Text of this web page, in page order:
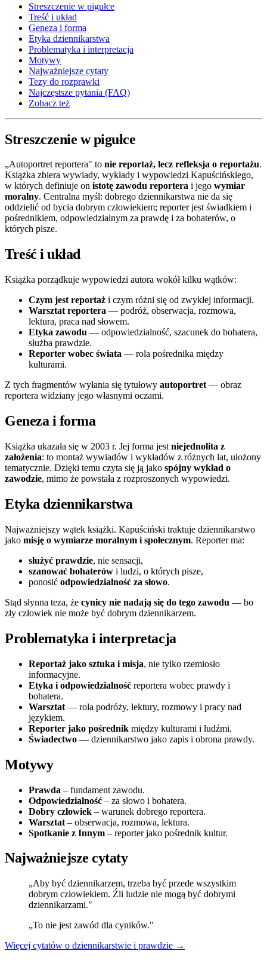
Streszczenie w pigułce
Treść i układ
Geneza i forma
Etyka dziennikarstwa
Problematyka i interpretacja
Motywy
Najważniejsze cytaty
Tezy do rozprawki
Najczęstsze pytania (FAQ)
Zobacz też
Streszczenie w pigułce
„Autoportret reportera" to nie reportaż, lecz refleksja o reportażu.
Książka zbiera wywiady, wykłady i wypowiedzi Kapuścińskiego,
w których definiuje on istotę zawodu reportera i jego wymiar
moralny. Centralna myśl: dobrego dziennikarstwa nie da się
oddzielić od bycia dobrym człowiekiem; reporter jest świadkiem i
pośrednikiem, odpowiedzialnym za prawdę i za bohaterów, o
których pisze.
Treść i układ
Książka porządkuje wypowiedzi autora wokół kilku wątków:
Czym jest reportaż i czym różni się od zwykłej informacji.
Warsztat reportera — podróż, obserwacja, rozmowa,
lektura, praca nad słowem.
Etyka zawodu — odpowiedzialność, szacunek do bohatera,
służba prawdzie.
Reporter wobec świata — rola pośrednika między
kulturami.
Z tych fragmentów wyłania się tytułowy autoportret — obraz
reportera widziany jego własnymi oczami.
Geneza i forma
Książka ukazała się w 2003 r. Jej forma jest niejednolita z
założenia: to montaż wywiadów i wykładów z różnych lat, ułożony
tematycznie. Dzięki temu czyta się ją jako spójny wykład o
zawodzie, mimo że powstała z rozproszonych wypowiedzi.
Etyka dziennikarstwa
Najważniejszy wątek książki. Kapuściński traktuje dziennikarstwo
jako misję o wymiarze moralnym i społecznym. Reporter ma:
służyć prawdzie, nie sensacji,
szanować bohaterów i ludzi, o których pisze,
ponosić odpowiedzialność za słowo.
Stąd słynna teza, że cynicy nie nadają się do tego zawodu — bo
zły człowiek nie może być dobrym dziennikarzem.
Problematyka i interpretacja
Reportaż jako sztuka i misja, nie tylko rzemiosło
informacyjne.
Etyka i odpowiedzialność reportera wobec prawdy i
bohatera.
Warsztat — rola podróży, lektury, rozmowy i pracy nad
językiem.
Reporter jako pośrednik między kulturami i ludźmi.
Świadectwo — dziennikarstwo jako zapis i obrona prawdy.
Motywy
Prawda – fundament zawodu.
Odpowiedzialność – za słowo i bohatera.
Dobry człowiek – warunek dobrego reportera.
Warsztat – obserwacja, rozmowa, lektura.
Spotkanie z Innym – reporter jako pośrednik kultur.
Najważniejsze cytaty
„Aby być dziennikarzem, trzeba być przede wszystkim
dobrym człowiekiem. Źli ludzie nie mogą być dobrymi
dziennikarzami."
„To nie jest zawód dla cyników."
Więcej cytatów o dziennikarstwie i prawdzie →